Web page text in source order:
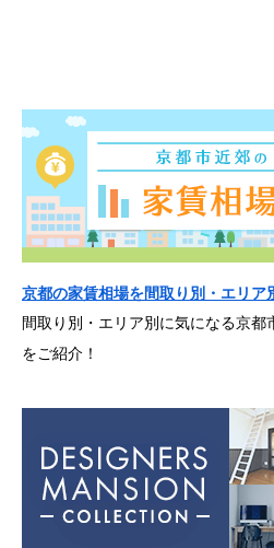
京都の家賃相場を間取り別・エリア
間取り別・エリア別に気になる京都
をご紹介！